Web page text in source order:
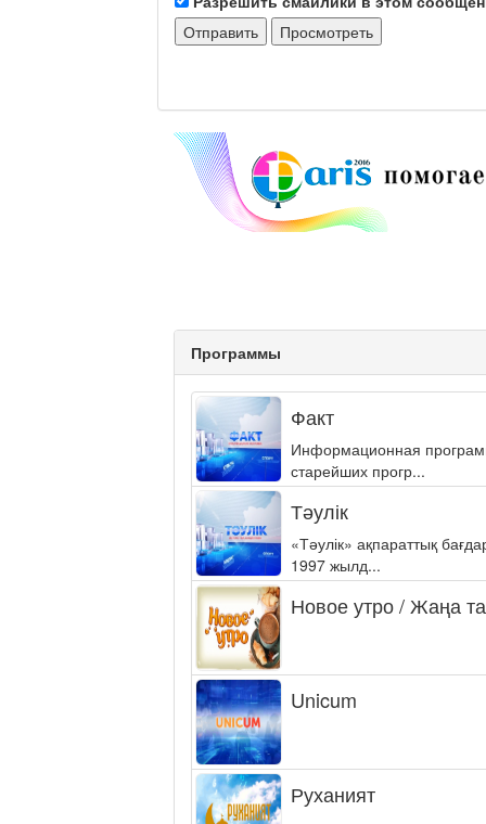
Программы
Факт
Информационная
старейших прогр...
Тәулік
«Тәулік» ақпараттық
1997 жылд...
Новое утро / Жаңа
Unicum
Руханият